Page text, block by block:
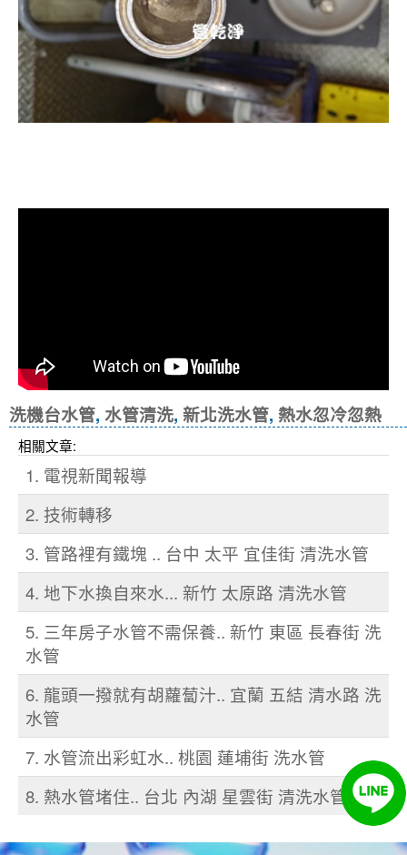
洗機台水管, 水管清洗, 新北洗水管, 熱水忽冷忽熱
相關文章:
1. 電視新聞報導
2. 技術轉移
3. 管路裡有鐵塊 .. 台中 太平 宜佳街 清洗水管
4. 地下水換自來水... 新竹 太原路 清洗水管
5. 三年房子水管不需保養.. 新竹 東區 長春街 洗
水管
6. 龍頭一撥就有胡蘿蔔汁.. 宜蘭 五結 清水路 洗
水管
7. 水管流出彩虹水.. 桃園 蓮埔街 洗水管
8. 熱水管堵住.. 台北 內湖 星雲街 清洗水管